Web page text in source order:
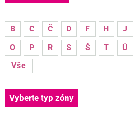
B C Č D F H J
O
P R S Š T Ú
Vše
Vyberte typ zóny